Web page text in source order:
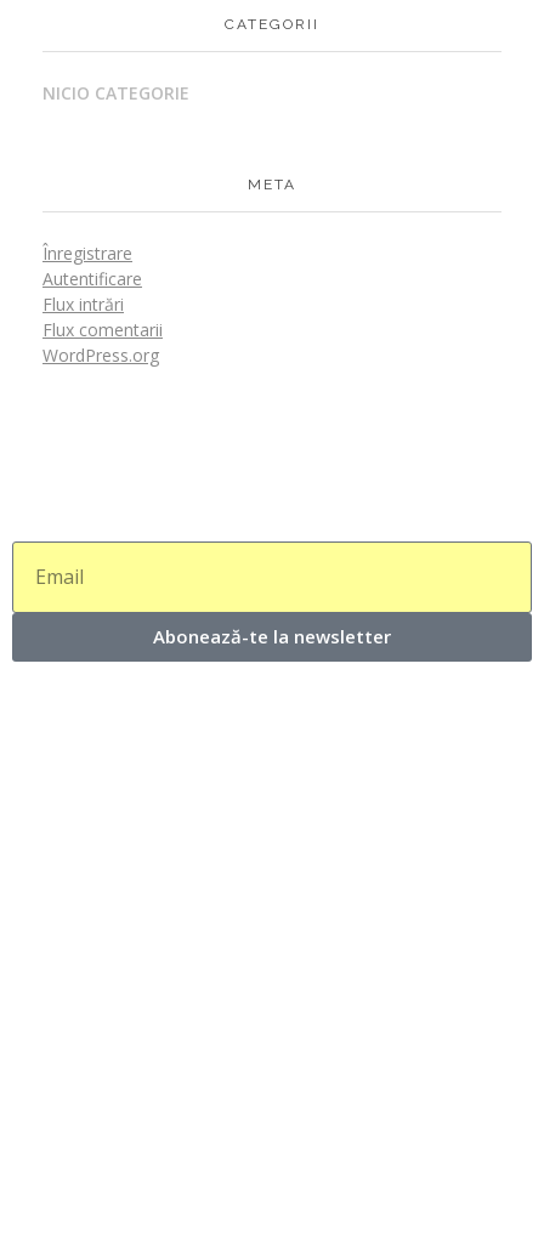
CATEGORII
NICIO CATEGORIE
META
Înregistrare
Autentificare
Flux intrări
Flux comentarii
WordPress.org
Abonează-te la newsletter